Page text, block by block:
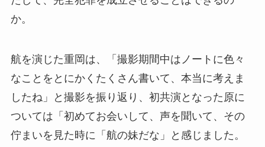
か。
航を演じた重岡は、「撮影期間中はノートに色々
なことをとにかくたくさん書いて、本当に考えま
したね」と撮影を振り返り、初共演となった原に
ついては「初めてお会いして、声を聞いて、その
佇まいを見た時に「航の妹だな」と感じました。